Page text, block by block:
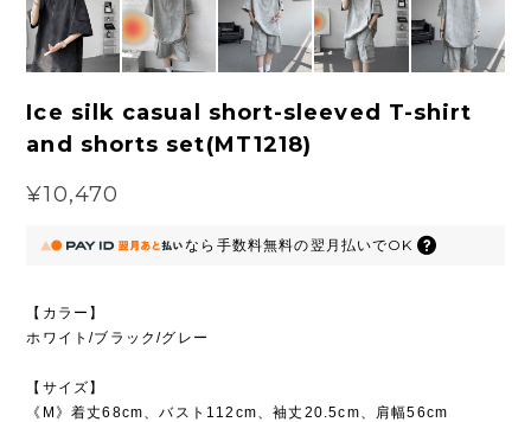
Ice silk casual short-sleeved T-shirt
and shorts set(MT1218)
¥10,470
なら 手数料無料の翌月払いでOK
【カラー】
ホワイト/ブラック/グレー
【サイズ】
《M》着丈68cm、バスト112cm、袖丈20.5cm、肩幅56cm